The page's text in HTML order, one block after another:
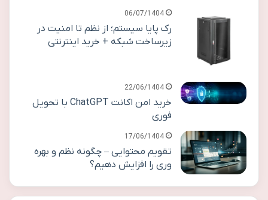
06/07/1404
رک پایا سیستم؛ از نظم تا امنیت در
زیرساخت شبکه + خرید اینترنتی
22/06/1404
خرید امن اکانت ChatGPT با تحویل
فوری
17/06/1404
تقویم محتوایی – چگونه نظم و بهره
وری را افزایش دهیم؟